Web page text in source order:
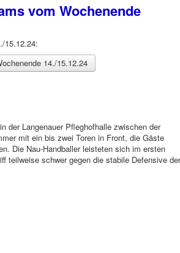
vom Wochenende
15.12.24:
14./15.12.24
der Langenauer Pfleghofhalle zwischen der
mit ein bis zwei Toren in Front, die Gäste
Die Nau-Handballer leisteten sich im ersten
teilweise schwer gegen die stabile Defensive der